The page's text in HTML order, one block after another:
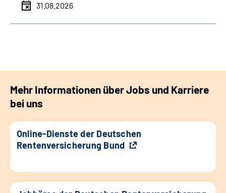
31.08.2026
Mehr Informationen über Jobs und Karriere
bei uns
Online-Dienste der Deutschen
Rentenversicherung Bund